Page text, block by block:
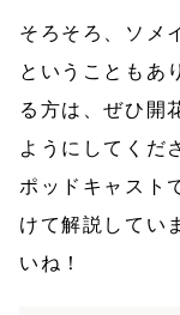
そろそろ、ソメ
ということもあ
る方は、ぜひ開
ようにしてくだ
ポッドキャスト
けて解説してい
いね！